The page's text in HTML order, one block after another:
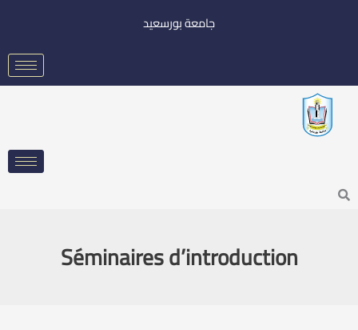
جامعة بورسعيد
Search
Séminaires d’introduction